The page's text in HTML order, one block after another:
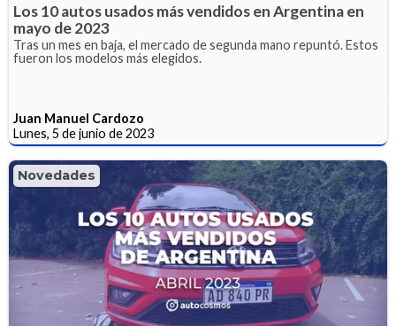
Los 10 autos usados más vendidos en Argentina en
mayo de 2023
Tras un mes en baja, el mercado de segunda mano repuntó. Estos
fueron los modelos más elegidos.
Juan Manuel Cardozo
Lunes, 5 de junio de 2023
Novedades